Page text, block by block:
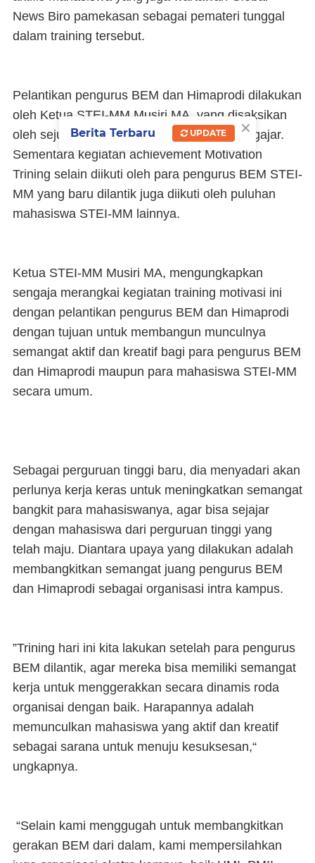
News Biro pamekasan sebagai pemateri tunggal
dalam training tersebut.
Pelantikan pengurus BEM dan Himaprodi dilakukan
oleh Ketua STEI-MM Musiri MA, yang disaksikan
oleh sejumah Wakil Ketua dan tenaga pengajar.
Sementara kegiatan achievement Motivation
Trining selain diikuti oleh para pengurus BEM STEI-
MM yang baru dilantik juga diikuti oleh puluhan
mahasiswa STEI-MM lainnya.
Ketua STEI-MM Musiri MA, mengungkapkan
sengaja merangkai kegiatan training motivasi ini
dengan pelantikan pengurus BEM dan Himaprodi
dengan tujuan untuk membangun munculnya
semangat aktif dan kreatif bagi para pengurus BEM
dan Himaprodi maupun para mahasiswa STEI-MM
secara umum.
Sebagai perguruan tinggi baru, dia menyadari akan
perlunya kerja keras untuk meningkatkan semangat
bangkit para mahasiswanya, agar bisa sejajar
dengan mahasiswa dari perguruan tinggi yang
telah maju. Diantara upaya yang dilakukan adalah
membangkitkan semangat juang pengurus BEM
dan Himaprodi sebagai organisasi intra kampus.
”Trining hari ini kita lakukan setelah para pengurus
BEM dilantik, agar mereka bisa memiliki semangat
kerja untuk menggerakkan secara dinamis roda
organisai dengan baik. Harapannya adalah
memunculkan mahasiswa yang aktif dan kreatif
sebagai sarana untuk menuju kesuksesan,“
ungkapnya.
“Selain kami menggugah untuk membangkitkan
gerakan BEM dari dalam, kami mempersilahkan
×
Berita Terbaru UPDATE